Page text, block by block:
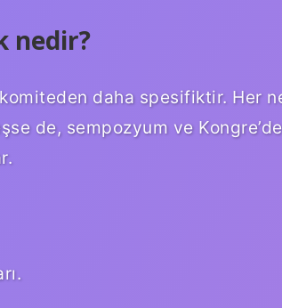
nedir?
daha spesifiktir. Her
de, sempozyum ve Kongre’de